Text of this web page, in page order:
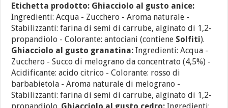
Etichetta prodotto: Ghiacciolo al gusto anice:
Ingredienti: Acqua - Zucchero - Aroma naturale -
Stabilizzanti: farina di semi di carrube, alginato di 1,2-
propandiolo - Colorante: antociani (contiene Solfiti).
Ghiacciolo al gusto granatina: Ingredienti: Acqua -
Zucchero - Succo di melograno da concentrato (4,5%) -
Acidificante: acido citrico - Colorante: rosso di
barbabietola - Aroma naturale di melograno -
Stabilizzanti: farina di semi di carrube, alginato di 1,2-